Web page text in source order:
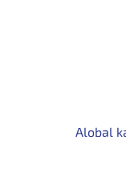
Alobal